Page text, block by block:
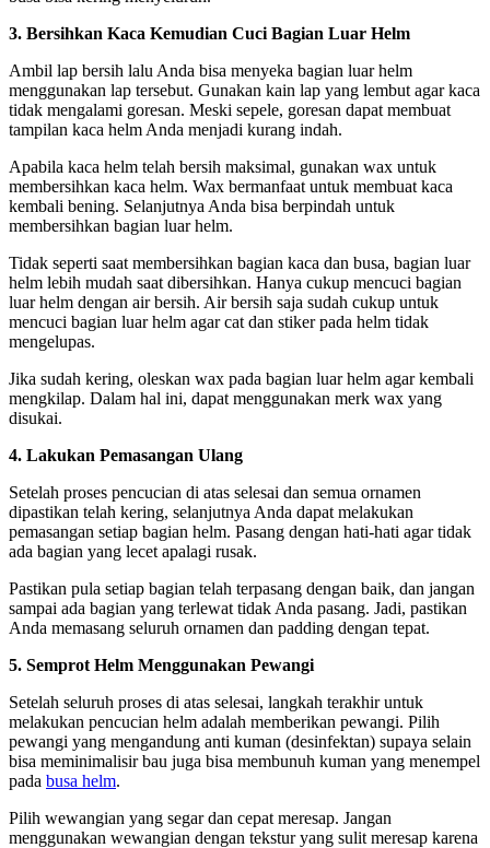
3. Bersihkan Kaca Kemudian Cuci Bagian Luar Helm
Ambil lap bersih lalu Anda bisa menyeka bagian luar helm
menggunakan lap tersebut. Gunakan kain lap yang lembut agar kaca
tidak mengalami goresan. Meski sepele, goresan dapat membuat
tampilan kaca helm Anda menjadi kurang indah.
Apabila kaca helm telah bersih maksimal, gunakan wax untuk
membersihkan kaca helm. Wax bermanfaat untuk membuat kaca
kembali bening. Selanjutnya Anda bisa berpindah untuk
membersihkan bagian luar helm.
Tidak seperti saat membersihkan bagian kaca dan busa, bagian luar
helm lebih mudah saat dibersihkan. Hanya cukup mencuci bagian
luar helm dengan air bersih. Air bersih saja sudah cukup untuk
mencuci bagian luar helm agar cat dan stiker pada helm tidak
mengelupas.
Jika sudah kering, oleskan wax pada bagian luar helm agar kembali
mengkilap. Dalam hal ini, dapat menggunakan merk wax yang
disukai.
4. Lakukan Pemasangan Ulang
Setelah proses pencucian di atas selesai dan semua ornamen
dipastikan telah kering, selanjutnya Anda dapat melakukan
pemasangan setiap bagian helm. Pasang dengan hati-hati agar tidak
ada bagian yang lecet apalagi rusak.
Pastikan pula setiap bagian telah terpasang dengan baik, dan jangan
sampai ada bagian yang terlewat tidak Anda pasang. Jadi, pastikan
Anda memasang seluruh ornamen dan padding dengan tepat.
5. Semprot Helm Menggunakan Pewangi
Setelah seluruh proses di atas selesai, langkah terakhir untuk
melakukan pencucian helm adalah memberikan pewangi. Pilih
pewangi yang mengandung anti kuman (desinfektan) supaya selain
bisa meminimalisir bau juga bisa membunuh kuman yang menempel
pada busa helm.
Pilih wewangian yang segar dan cepat meresap. Jangan
menggunakan wewangian dengan tekstur yang sulit meresap karena